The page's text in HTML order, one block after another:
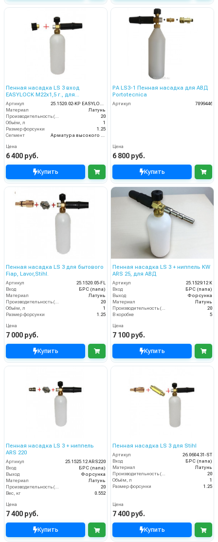
Пенная насадка LS 3 вход
EASYLOCK М22х1,5 г., для
профессионального Karcher
Артикул
Материал
Латунь
20
Объём, л
1
Размер форсунки
1.25
Сегмент
Цена
6 400 руб.
Купить
PA LS3-1 Пенная насадка для АВД
Portotecnica
Артикул 7899446
Цена
6 800 руб.
Купить
Пенная насадка LS 3 для бытового
Fiap, Lavor,Stihl.
Артикул
25.1520.05-FL
Вход
БРС (папа)
Материал
Латунь
20
Объём, л
1
Размер форсунки
1.25
Цена
7 000 руб.
Купить
Пенная насадка LS 3 + ниппель KW
ARS 25, для АВД
Артикул
25.1529.12 К
Вход
БРС (папа)
Выход
Форсунка
Материал
Латунь
20
В коробке
5
Цена
7 100 руб.
Купить
Пенная насадка LS 3 + ниппель
ARS 220
Артикул
25.1525.12 ARS220
Вход
БРС (папа)
Выход
Форсунка
Материал
Латунь
Производительность (л/мин)
20
Вес, кг
0.552
Цена
7 400 руб.
Купить
Пенная насадка LS 3 для Stihl
Артикул
26.0604.31-ST
Вход
БРС (папа)
Материал
Латунь
Производительность (л/мин)
20
Объём, л
1
Размер форсунки
1.25
Цена
7 400 руб.
Купить